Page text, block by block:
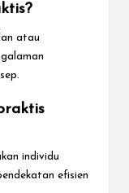
atau
individu
efisien